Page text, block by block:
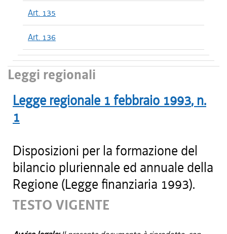
Art. 135
Art. 136
Leggi regionali
Legge regionale 1 febbraio 1993, n.
1
Disposizioni per la formazione del
bilancio pluriennale ed annuale della
Regione (Legge finanziaria 1993).
TESTO VIGENTE